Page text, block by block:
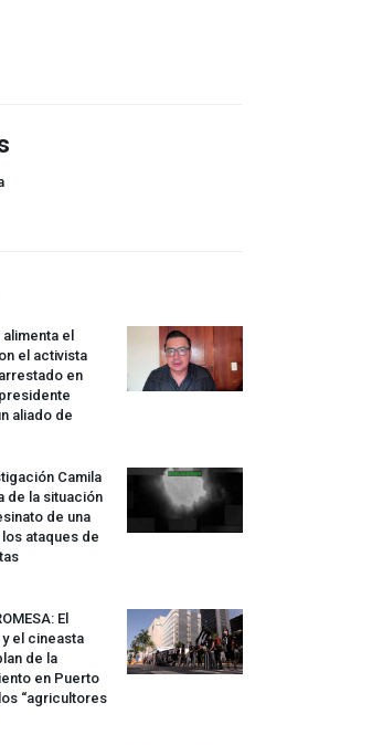
alimenta el
el activista
en
aliado de
Camila
de la situación
de una
ataques de
: El
el cineasta
de la
en Puerto
“agricultores